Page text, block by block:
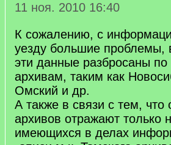
11 ноя. 2010 16:40
К сожалению, с
уезду большие проблемы,
эти данные разбросаны по
архивам, таким как
Омский и др.
А также в связи с тем, что
архивов отражают только
имеющихся в делах